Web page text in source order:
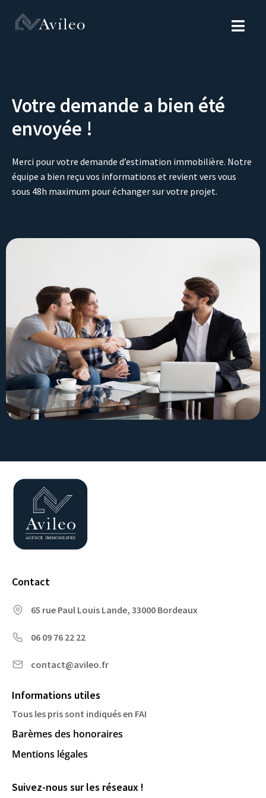
Votre demande a bien été
envoyée !
Merci pour votre demande d’estimation immobilière. Notre
équipe a bien reçu vos informations et revient vers vous
sous 48h maximum pour échanger sur votre projet.
Contact
65 rue Paul Louis Lande, 33000 Bordeaux
06 09 76 22 22
contact@avileo.fr
Informations utiles
Tous les pris sont indiqués en FAI
Barèmes des honoraires
Mentions légales
Suivez-nous sur les réseaux !